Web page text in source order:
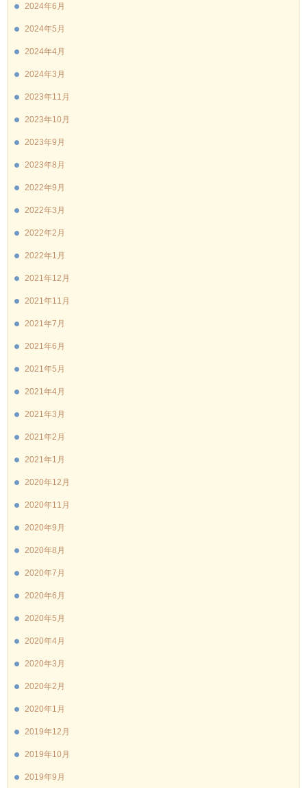
2024年6月
2024年5月
2024年4月
2024年3月
2023年11月
2023年10月
2023年9月
2023年8月
2022年9月
2022年3月
2022年2月
2022年1月
2021年12月
2021年11月
2021年7月
2021年6月
2021年5月
2021年4月
2021年3月
2021年2月
2021年1月
2020年12月
2020年11月
2020年9月
2020年8月
2020年7月
2020年6月
2020年5月
2020年4月
2020年3月
2020年2月
2020年1月
2019年12月
2019年10月
2019年9月